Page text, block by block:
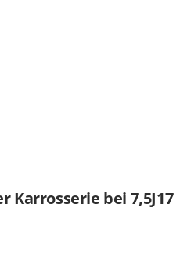
Karrosserie bei 7,5J17